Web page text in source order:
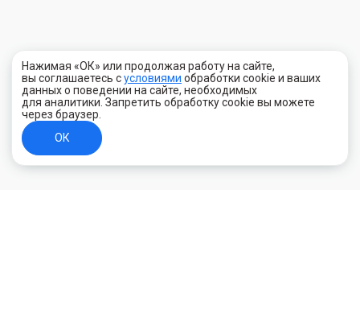
Нажимая «ОК» или продолжая работу на сайте,
вы соглашаетесь сусловиями обработки cookie и ваших
данных о поведении на сайте, необходимых
для аналитики. Запретить обработку cookie вы можете
через браузер.
ОК